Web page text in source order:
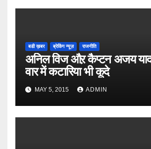
बडी ख़बर ब्रेकिंग न्यूज़ राजनीति
अनिल विज औऱ कैप्टन अजय
वार में कटारिया भी कूदे
MAY 5, 2015 ADMIN